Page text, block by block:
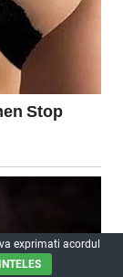
exprimati acordul